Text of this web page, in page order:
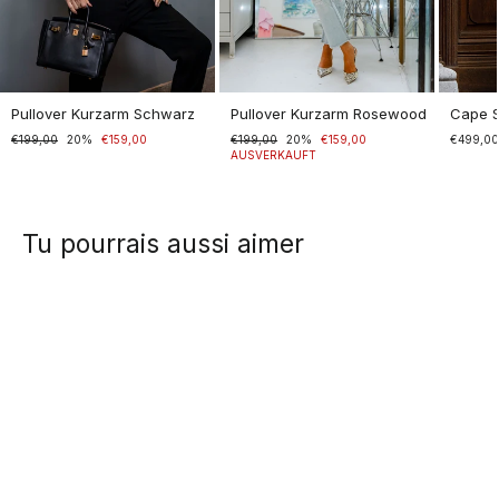
Pullover Kurzarm Schwarz
Normaler
€199,00
Sonderpreis20% €159,00
Pullover Kurzarm Rosewood
Normaler
Preis
€199,00
Sonderpreis20%
€159,00
AUSVERKAUFT
Cape
€499,00
Tu pourrais aussi aimer